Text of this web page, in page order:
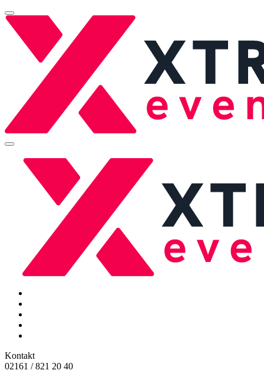
Kontakt
02161 / 821 20 40